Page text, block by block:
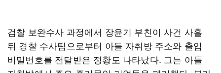
검찰 보완수사 과정에서 장윤기 부친이 사건 사흘
뒤 경찰 수사팀으로부터 아들 자취방 주소와 출입
비밀번호를 전달받은 정황도 나타났다. 그는 아들